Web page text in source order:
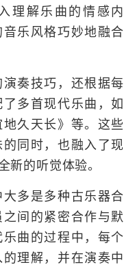
理解乐曲的情感内
乐风格巧妙地融合
奏技巧，还根据每
多首现代乐曲，如
久天长》等。这些
同时，也融入了现
新的听觉体验。
多是多种古乐器合
间的紧密合作与默
曲的过程中，每个
理解，并在演奏中